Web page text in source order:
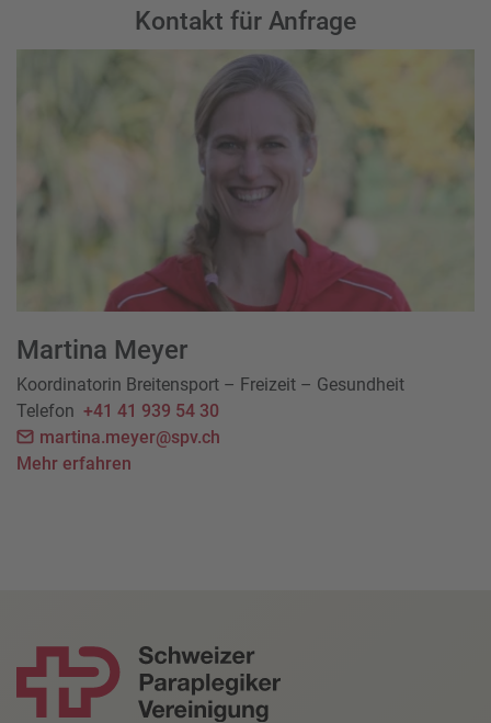
Kontakt für Anfrage
Martina Meyer
Koordinatorin Breitensport – Freizeit – Gesundheit
Telefon +41 41 939 54 30
martina.meyer@spv.ch
Mehr erfahren